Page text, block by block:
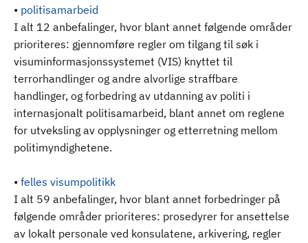
• politisamarbeid
I alt 12 anbefalinger, hvor blant annet følgende områder
prioriteres: gjennomføre regler om tilgang til søk i
visuminformasjonssystemet (VIS) knyttet til
terrorhandlinger og andre alvorlige straffbare
handlinger, og forbedring av utdanning av politi i
internasjonalt politisamarbeid, blant annet om reglene
for utveksling av opplysninger og etterretning mellom
politimyndighetene.
• felles visumpolitikk
I alt 59 anbefalinger, hvor blant annet forbedringer på
følgende områder prioriteres: prosedyrer for ansettelse
av lokalt personale ved konsulatene, arkivering, regler